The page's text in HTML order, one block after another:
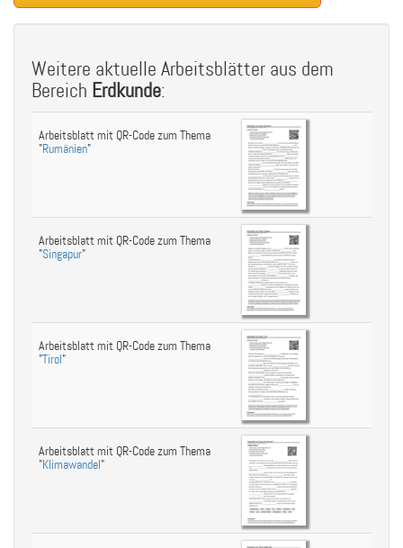
Weitere aktuelle Arbeitsblätter aus dem
Bereich Erdkunde:
Arbeitsblatt mit QR-Code zum Thema
"Rumänien"
Arbeitsblatt mit QR-Code zum Thema
"Singapur"
Arbeitsblatt mit QR-Code zum Thema
"Tirol"
Arbeitsblatt mit QR-Code zum Thema
"Klimawandel"